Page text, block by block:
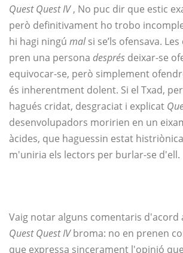
Quest Quest IV, No puc dir que estic
però definitivament ho trobo
hi hagi ningú malsi se’ls ofensava.
pren una persona després deixar-se
equivocar-se, però simplement
és inherentment dolent. Si el Txad,
hagués cridat, desgraciat i explicat
desenvolupadors moririen en un
àcides, que haguessin estat
m'uniria els lectors per burlar-se d'ell.
Vaig notar alguns comentaris d'acord
Quest Quest IVbroma: no en prenen
que expressa sincerament l'opinió